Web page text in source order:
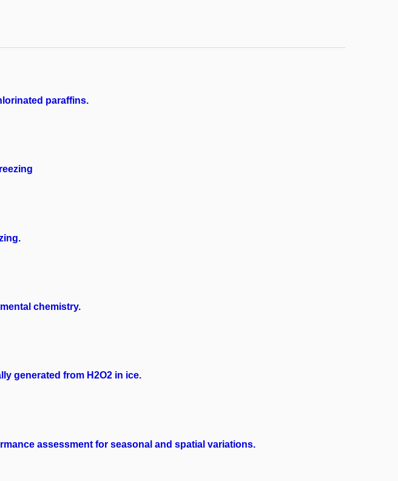
paraffins.
chemistry.
generated from H2O2 in ice.
assessment for seasonal and spatial variations.